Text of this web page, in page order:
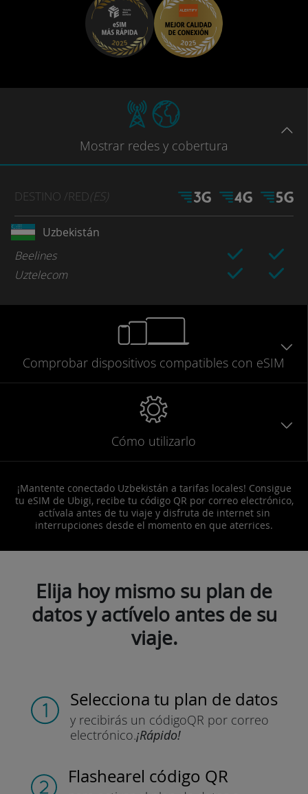
Mostrar redes y cobertura
DESTINO /RED(ES)
Uzbekistán
Beelines
Uztelecom
Comprobar dispositivos compatibles con eSIM
Cómo utilizarlo
¡Mantente conectado Uzbekistán a tarifas locales! Consigue
tu eSIM de Ubigi, recibe tu código QR por correo electrónico,
actívala antes de tu viaje y disfruta de internet sin
interrupciones desde el momento en que aterrices.
Elija hoy mismo su plan de
datos y actívelo antes de su
viaje.
Selecciona tu plan de datos
y recibirás un códigoQR por correo
electrónico.¡Rápido!
Flashearel código QR